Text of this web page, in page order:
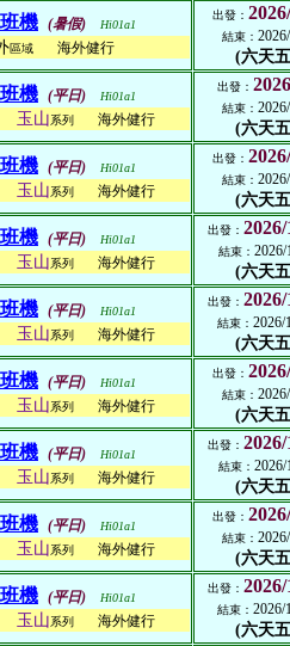
機 (暑假) Hi01a1
區域 海外健行
出發：
結束：
(六天
機 (平日) Hi01a1
玉山系列 海外健行
出發：
結束：
(六天
機 (平日) Hi01a1
玉山系列 海外健行
出發：
結束：
(六天
機 (平日) Hi01a1
玉山系列 海外健行
出發：
結束： 2026/
(六天
機 (平日) Hi01a1
玉山系列 海外健行
出發：
結束： 2026/
(六天
機 (平日) Hi01a1
玉山系列 海外健行
出發：
結束：
(六天
機 (平日) Hi01a1
玉山系列 海外健行
出發：
結束： 2026/
(六天
機 (平日) Hi01a1
玉山系列 海外健行
出發：
結束：
(六天
機 (平日) Hi01a1
玉山系列 海外健行
出發：
結束： 2026/
(六天